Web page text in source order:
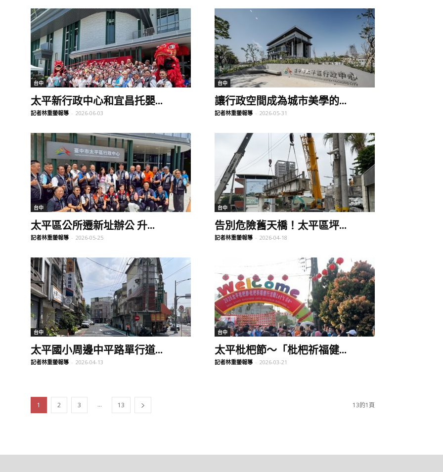
聞
台中
太平新行政中心和宜昌托嬰...
記者林重鎣報導 - 2026-06-03
台中
讓行政空間成為城市美學的...
記者林重鎣報導 - 2026-05-31
台中
太平區公所遷新址辦公 升...
記者林重鎣報導 - 2026-05-25
台中
告別危險舊天橋！太平區坪...
記者林重鎣報導 - 2026-04-18
台中
太平國小周邊中平路單行道...
記者林重鎣報導 - 2026-04-13
台中
太平枇杷節～「枇杷祈福健...
記者林重鎣報導 - 2026-03-21
1 2 3 ... 13 13的1頁